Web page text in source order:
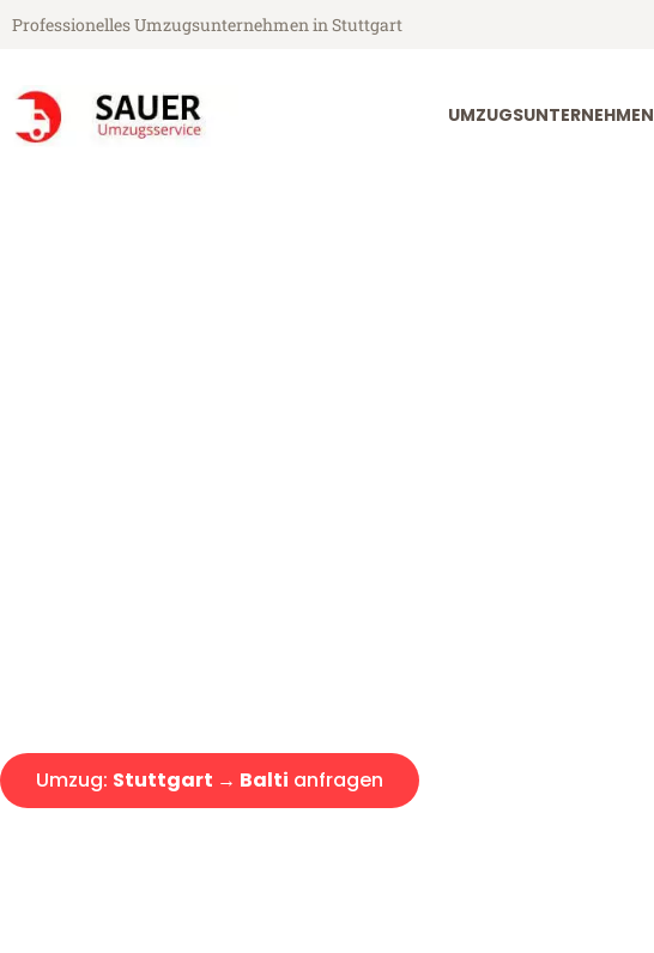
Professionelles Umzugsunternehmen in Stuttgart
UMZUGSUNTERNEHMEN
Umzug: Stuttgart → Balti anfragen